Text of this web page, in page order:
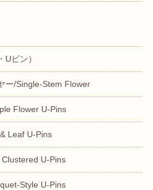
ピン）
ー/Single-Stem Flower
Flower U-Pins
Leaf U-Pins
U-Pins
Style U-Pins